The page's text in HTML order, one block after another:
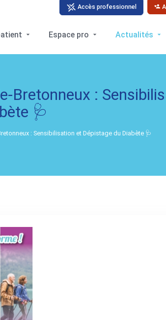
Accès professionnel
Espace pro Actualités
Bretonneux :
🩺
: Sensibilisation et Dépistage du Diabète 🩺